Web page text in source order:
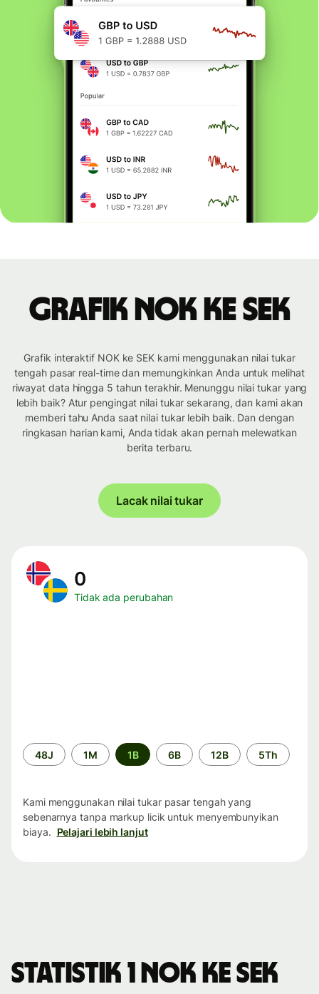
Grafik NOK ke SEK
Grafik interaktif NOK ke SEK kami menggunakan nilai tukar
tengah pasar real-time dan memungkinkan Anda untuk melihat
riwayat data hingga 5 tahun terakhir. Menunggu nilai tukar yang
lebih baik? Atur pengingat nilai tukar sekarang, dan kami akan
memberi tahu Anda saat nilai tukar lebih baik. Dan dengan
ringkasan harian kami, Anda tidak akan pernah melewatkan
berita terbaru.
Lacak nilai tukar
0
Tidak ada perubahan
Periode
waktu
48J 1M 1B 6B 12B 5Th
Kami menggunakan nilai tukar pasar tengah yang
sebenarnya tanpa markup licik untuk menyembunyikan
biaya. Pelajari lebih lanjut
Statistik 1 NOK ke SEK